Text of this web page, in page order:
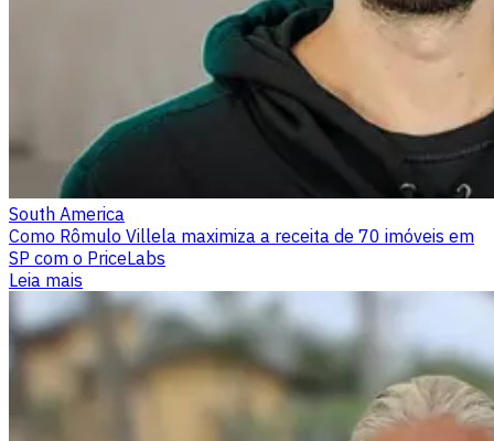
South America
Como Rômulo Villela maximiza a receita de 70 imóveis em
SP com o PriceLabs
Leia mais